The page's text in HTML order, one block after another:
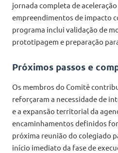
jornada completa de
empreendimentos de impacto
programa inclui validação de
prototipagem e preparação
Próximos passos e
Os membros do Comitê
reforçaram a necessidade de
e a expansão territorial da
encaminhamentos definidos
próxima reunião do colegiado
início imediato da fase de